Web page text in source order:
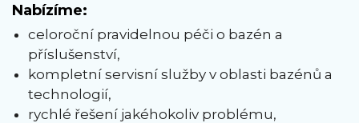
Nabízíme:
celoroční pravidelnou péči o bazén a
příslušenství,
kompletní servisní služby v oblasti bazénů a
technologií,
rychlé řešení jakéhokoliv problému,